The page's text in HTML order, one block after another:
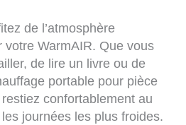
de l’atmosphère
WarmAIR. Que vous
de lire un livre ou de
portable pour pièce
confortablement au
journées les plus froides.